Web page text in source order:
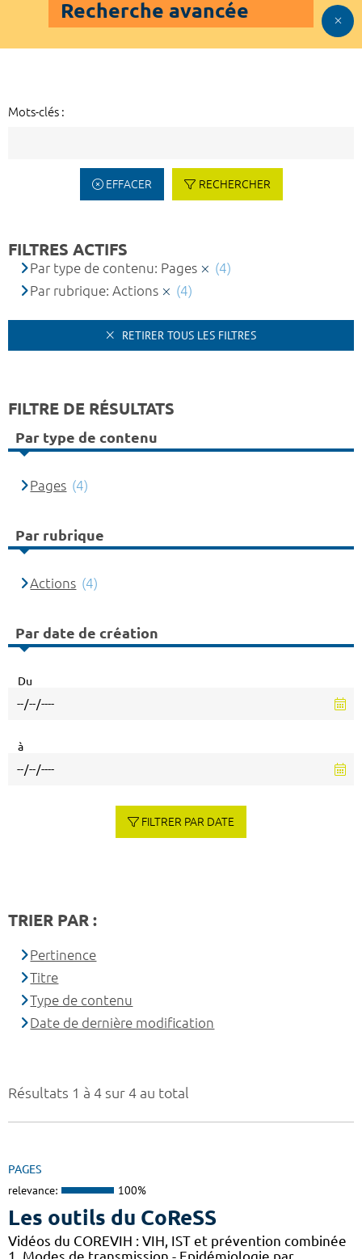
Recherche avancée
Mots-clés :
EFFACER RECHERCHER
Résultats 1 à 4 sur 4 au total
PAGES
relevance: 100%
Les outils du CoReSS
Vidéos du COREVIH : VIH, IST et prévention combinée
FILTRES ACTIFS
Par type de contenu: Pages
(4)
Par rubrique: Actions
(4)
RETIRER TOUS LES FILTRES
FILTRE DE RÉSULTATS
Par type de contenu
Pages (4)
Par rubrique
Actions (4)
Par date de création
Du
à
FILTRER PAR DATE
TRIER PAR :
Pertinence
Titre
Type de contenu
Date de dernière modification